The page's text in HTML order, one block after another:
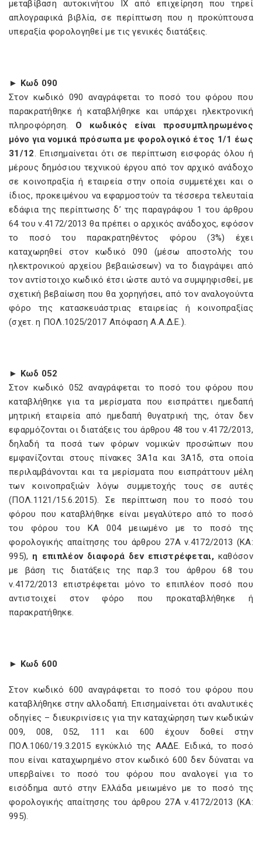
μεταβίβαση αυτοκινήτου ΙΧ από επιχείρηση που τηρεί
απλογραφικά βιβλία, σε περίπτωση που η προκύπτουσα
υπεραξία φορολογηθεί με τις γενικές διατάξεις.
► Κωδ 090
Στον κωδικό 090 αναγράφεται το ποσό του φόρου που
παρακρατήθηκε ή καταβλήθηκε και υπάρχει ηλεκτρονική
πληροφόρηση. Ο κωδικός είναι προσυμπληρωμένος
μόνο για νομικά πρόσωπα με φορολογικό έτος 1/1 έως
31/12. Επισημαίνεται ότι σε περίπτωση εισφοράς όλου ή
μέρους δημόσιου τεχνικού έργου από τον αρχικό ανάδοχο
σε κοινοπραξία ή εταιρεία στην οποία συμμετέχει και ο
ίδιος, προκειμένου να εφαρμοστούν τα τέσσερα τελευταία
εδάφια της περίπτωσης δ’ της παραγράφου 1 του άρθρου
64 του ν.4172/2013 θα πρέπει ο αρχικός ανάδοχος, εφόσον
το ποσό του παρακρατηθέντος φόρου (3%) έχει
καταχωρηθεί στον κωδικό 090 (μέσω αποστολής του
ηλεκτρονικού αρχείου βεβαιώσεων) να το διαγράψει από
τον αντίστοιχο κωδικό έτσι ώστε αυτό να συμψηφισθεί, με
σχετική βεβαίωση που θα χορηγήσει, από τον αναλογούντα
φόρο της κατασκευάστριας εταιρείας ή κοινοπραξίας
(σχετ. η ΠΟΛ.1025/2017 Απόφαση Α.Α.Δ.Ε.).
► Κωδ 052
Στον κωδικό 052 αναγράφεται το ποσό του φόρου που
καταβλήθηκε για τα μερίσματα που εισπράττει ημεδαπή
μητρική εταιρεία από ημεδαπή θυγατρική της, όταν δεν
εφαρμόζονται οι διατάξεις του άρθρου 48 του ν.4172/2013,
δηλαδή τα ποσά των φόρων νομικών προσώπων που
εμφανίζονται στους πίνακες 3Α1α και 3Α1δ, στα οποία
περιλαμβάνονται και τα μερίσματα που εισπράττουν μέλη
των κοινοπραξιών λόγω συμμετοχής τους σε αυτές
(ΠΟΛ.1121/15.6.2015). Σε περίπτωση που το ποσό του
φόρου που καταβλήθηκε είναι μεγαλύτερο από το ποσό
του φόρου του ΚΑ 004 μειωμένο με το ποσό της
φορολογικής απαίτησης του άρθρου 27Α ν.4172/2013 (ΚΑ:
995), η επιπλέον διαφορά δεν επιστρέφεται, καθόσον
με βάση τις διατάξεις της παρ.3 του άρθρου 68 του
ν.4172/2013 επιστρέφεται μόνο το επιπλέον ποσό που
αντιστοιχεί στον φόρο που προκαταβλήθηκε ή
παρακρατήθηκε.
► Κωδ 600
Στον κωδικό 600 αναγράφεται το ποσό του φόρου που
καταβλήθηκε στην αλλοδαπή. Επισημαίνεται ότι αναλυτικές
οδηγίες – διευκρινίσεις για την καταχώρηση των κωδικών
009, 008, 052, 111 και 600 έχουν δοθεί στην
ΠΟΛ.1060/19.3.2015 εγκύκλιό της ΑΑΔΕ. Ειδικά, το ποσό
που είναι καταχωρημένο στον κωδικό 600 δεν δύναται να
υπερβαίνει το ποσό του φόρου που αναλογεί για το
εισόδημα αυτό στην Ελλάδα μειωμένο με το ποσό της
φορολογικής απαίτησης του άρθρου 27Α ν.4172/2013 (ΚΑ:
995).